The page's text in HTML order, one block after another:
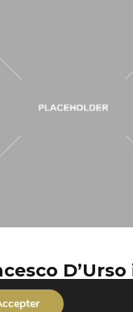
D’Urso
on te%